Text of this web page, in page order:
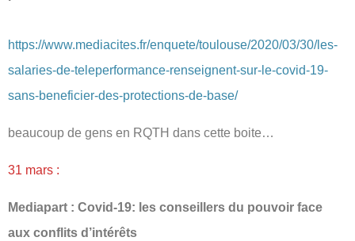
https://www.mediacites.fr/enquete/toulouse/2020/03/30/les-
salaries-de-teleperformance-renseignent-sur-le-covid-19-
sans-beneficier-des-protections-de-base/
beaucoup de gens en RQTH dans cette boite…
31 mars :
Mediapart : Covid-19: les conseillers du pouvoir face
aux conflits d’intérêts